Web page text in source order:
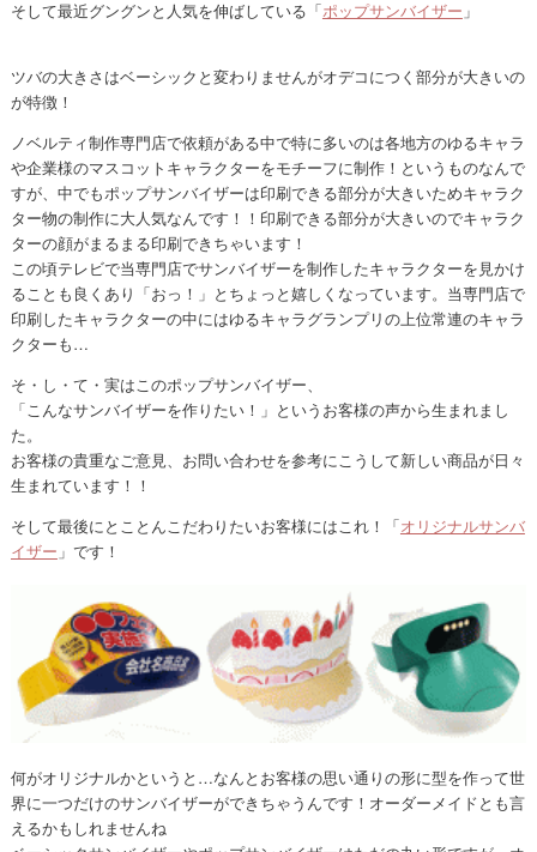
そして最近グングンと人気を伸ばしている「ポップサンバイザー 」
ツバの大きさはベーシックと変わりませんがオデコにつく部分が大きいの
が特徴！
ノベルティ制作専門店で依頼がある中で特に多いのは各地方のゆるキャラ
や企業様のマスコットキャラクターをモチーフに制作！というものなんで
すが、中でもポップサンバイザーは印刷できる部分が大きいためキャラク
ター物の制作に大人気なんです！！印刷できる部分が大きいのでキャラク
ターの顔がまるまる印刷できちゃいます！
この頃テレビで当専門店でサンバイザーを制作したキャラクターを見かけ
ることも良くあり「おっ！」とちょっと嬉しくなっています。当専門店で
印刷したキャラクターの中にはゆるキャラグランプリの上位常連のキャラ
クターも…
そ・し・て・実はこのポップサンバイザー、
「こんなサンバイザーを作りたい！」というお客様の声から生まれまし
た。
お客様の貴重なご意見、お問い合わせを参考にこうして新しい商品が日々
生まれています！！
そして最後にとことんこだわりたいお客様にはこれ！「オリジナルサンバ
イザー 」です！
何がオリジナルかというと…なんとお客様の思い通りの形に型を作って世
界に一つだけのサンバイザーができちゃうんです！オーダーメイドとも言
えるかもしれませんね